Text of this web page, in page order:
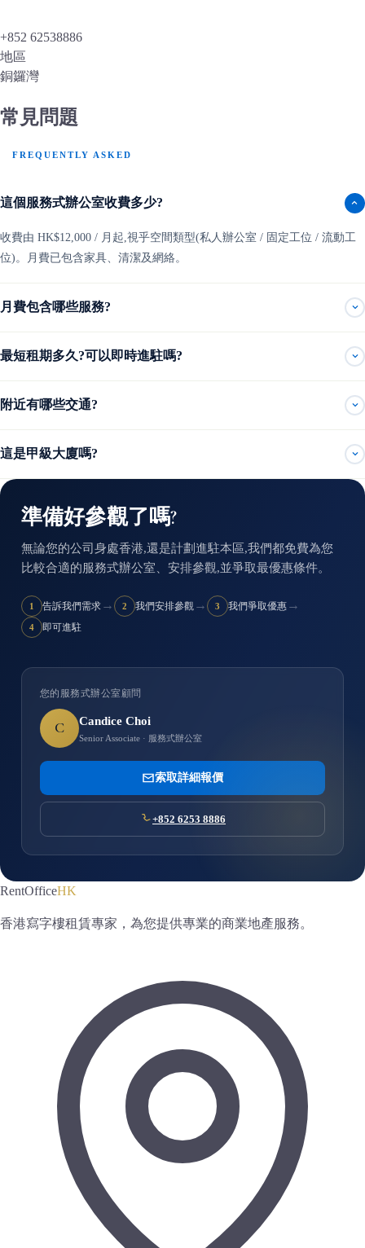
+852 62538886
地區
銅鑼灣
常見問題
FREQUENTLY ASKED
這個服務式辦公室收費多少?
收費由 HK$12,000 / 月起,視乎空間類型(私人辦公室 / 固定工位 / 流動工
位)。月費已包含家具、清潔及網絡。
月費包含哪些服務?
最短租期多久?可以即時進駐嗎?
附近有哪些交通?
這是甲級大廈嗎?
準備好參觀了嗎?
無論您的公司身處香港,還是計劃進駐本區,我們都免費為您
比較合適的服務式辦公室、安排參觀,並爭取最優惠條件。
1 告訴我們需求 → 2 我們安排參觀 → 3 我們爭取優惠 →
4 即可進駐
您的服務式辦公室顧問
C Candice Choi
Senior Associate · 服務式辦公室
索取詳細報價
+852 6253 8886
RentOfficeHK
香港寫字樓租賃專家，為您提供專業的商業地產服務。